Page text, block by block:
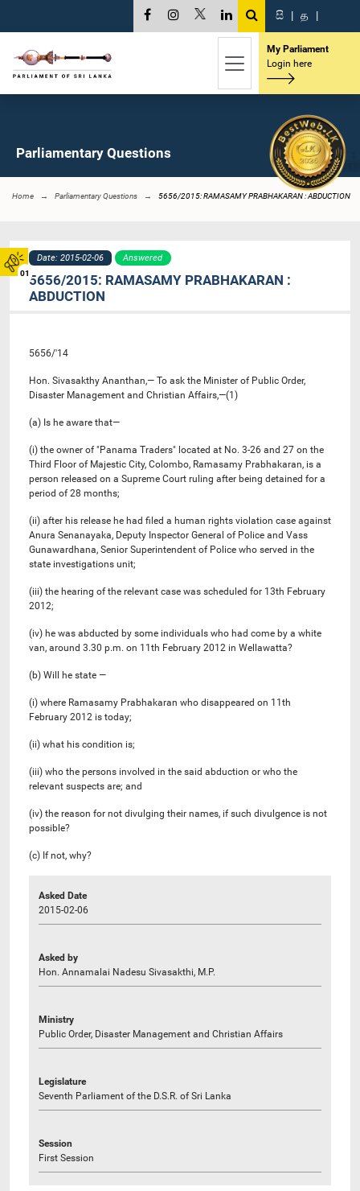
01
සි | த |
My Parliament
Login here
Parliamentary Questions
Home Parliamentary Questions 5656/2015: RAMASAMY PRABHAKARAN : ABDUCTION
Date: 2015-02-06 Answered
5656/2015: RAMASAMY PRABHAKARAN :
ABDUCTION
5656/'14
Hon. Sivasakthy Ananthan,— To ask the Minister of Public Order,
Disaster Management and Christian Affairs,—(1)
(a) Is he aware that—
(i) the owner of "Panama Traders" located at No. 3-26 and 27 on the
Third Floor of Majestic City, Colombo, Ramasamy Prabhakaran, is a
person released on a Supreme Court ruling after being detained for a
period of 28 months;
(ii) after his release he had filed a human rights violation case against
Anura Senanayaka, Deputy Inspector General of Police and Vass
Gunawardhana, Senior Superintendent of Police who served in the
state investigations unit;
(iii) the hearing of the relevant case was scheduled for 13th February
2012;
(iv) he was abducted by some individuals who had come by a white
van, around 3.30 p.m. on 11th February 2012 in Wellawatta?
(b) Will he state —
(i) where Ramasamy Prabhakaran who disappeared on 11th
February 2012 is today;
(ii) what his condition is;
(iii) who the persons involved in the said abduction or who the
relevant suspects are; and
(iv) the reason for not divulging their names, if such divulgence is not
possible?
(c) If not, why?
Asked Date
2015-02-06
Asked by
Hon. Annamalai Nadesu Sivasakthi, M.P.
Ministry
Public Order, Disaster Management and Christian Affairs
Legislature
Seventh Parliament of the D.S.R. of Sri Lanka
Session
First Session